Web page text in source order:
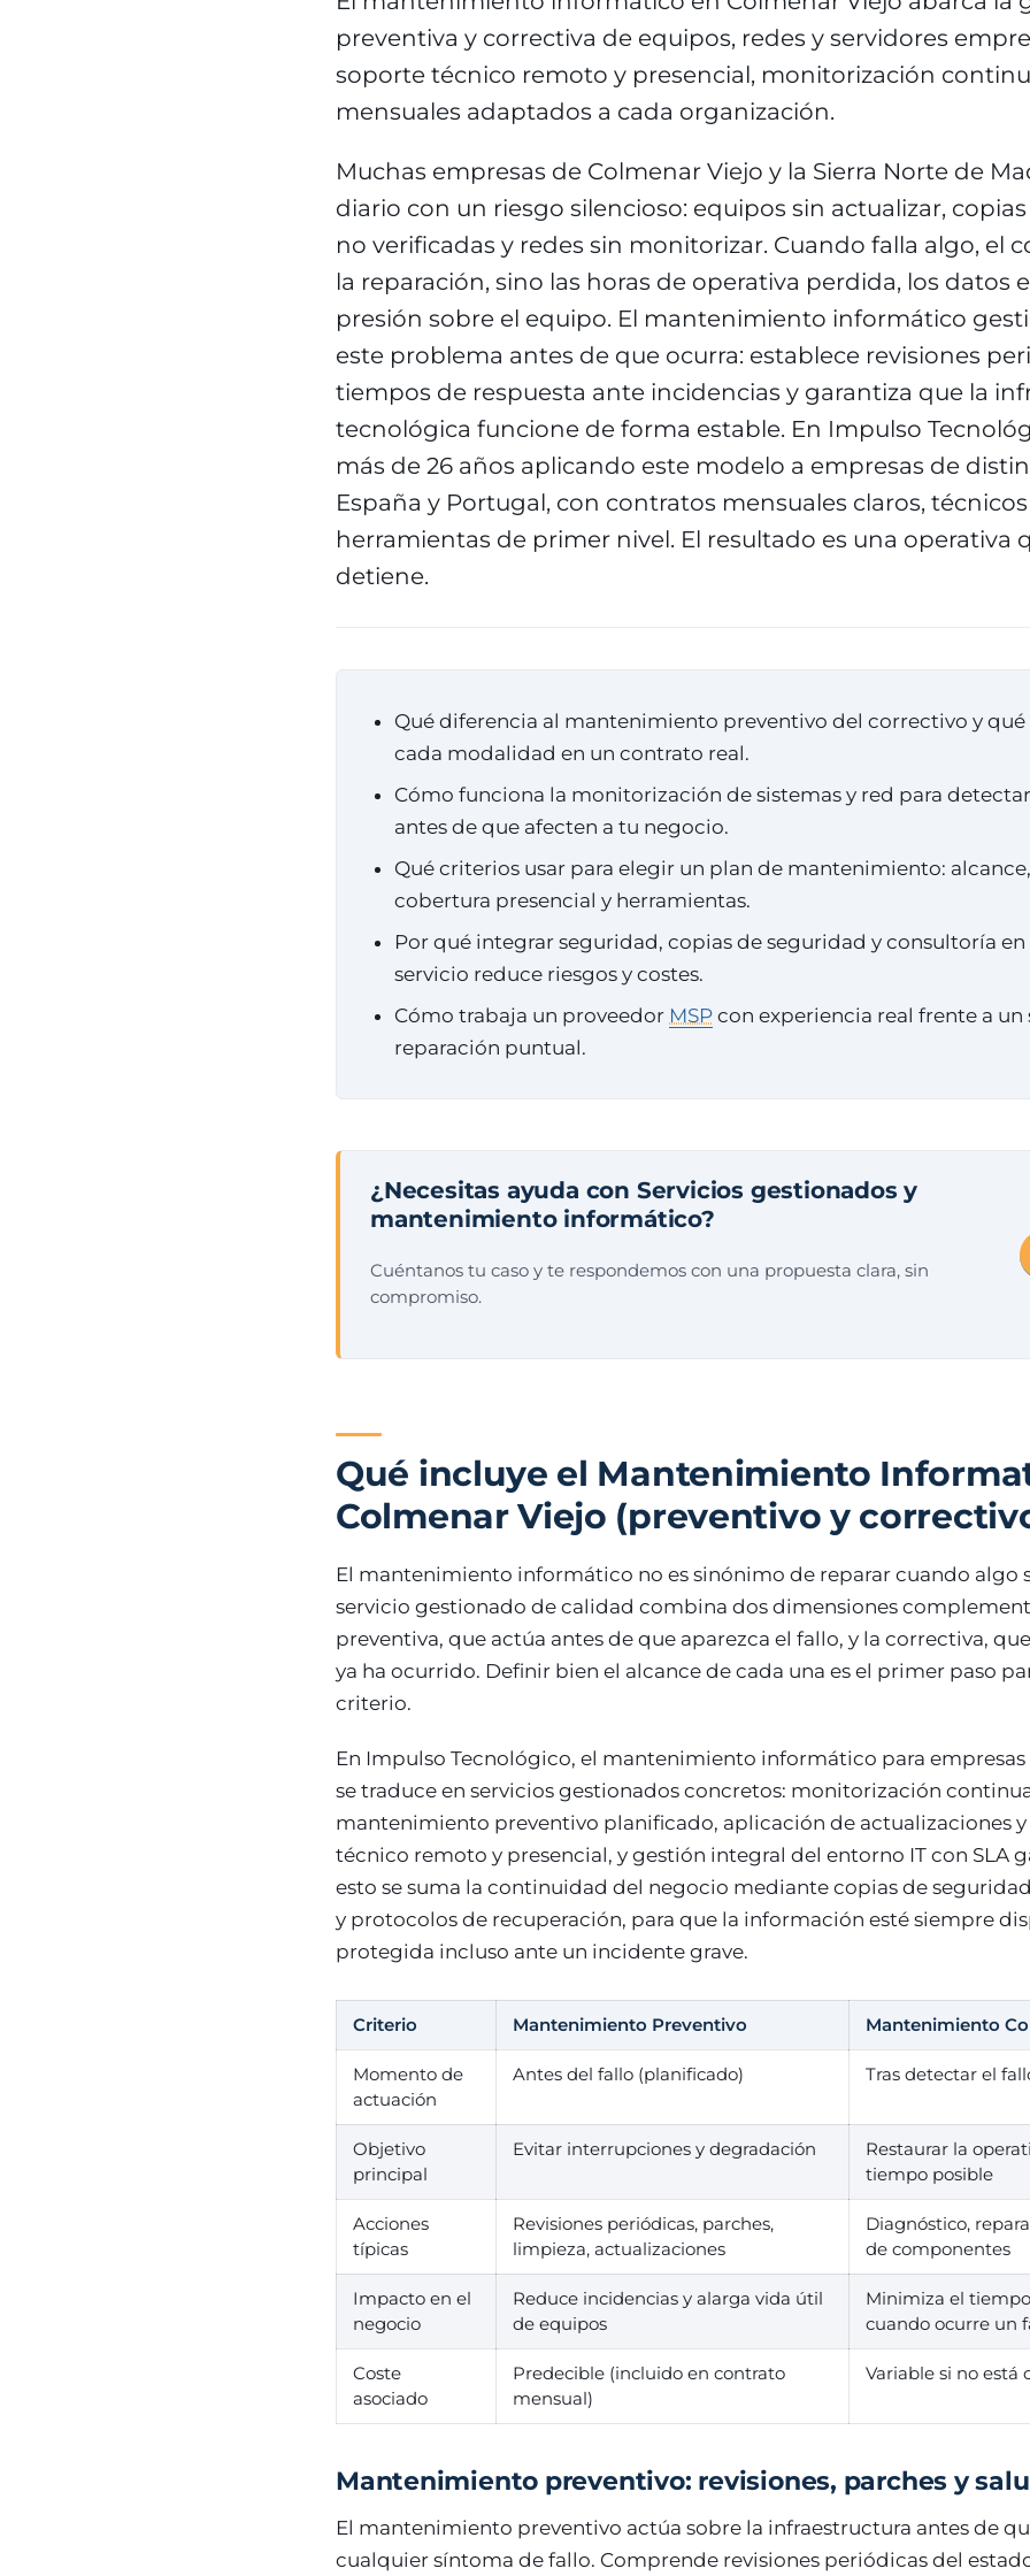
preventiva y correctiva de equipos, redes y servidores
soporte técnico remoto y presencial, monitorización
mensuales adaptados a cada organización.
Muchas empresas de Colmenar Viejo y la Sierra Norte de
diario con un riesgo silencioso: equipos sin actualizar,
no verificadas y redes sin monitorizar. Cuando falla algo, el
la reparación, sino las horas de operativa perdida, los datos
presión sobre el equipo. El mantenimiento informático
este problema antes de que ocurra: establece revisiones
tiempos de respuesta ante incidencias y garantiza que la
tecnológica funcione de forma estable. En Impulso
más de 26 años aplicando este modelo a empresas de
España y Portugal, con contratos mensuales claros,
herramientas de primer nivel. El resultado es una operativa
detiene.
Qué diferencia al mantenimiento preventivo del correctivo y
cada modalidad en un contrato real.
Cómo funciona la monitorización de sistemas y red para
antes de que afecten a tu negocio.
Qué criterios usar para elegir un plan de mantenimiento:
cobertura presencial y herramientas.
Por qué integrar seguridad, copias de seguridad y consultoría
servicio reduce riesgos y costes.
Cómo trabaja un proveedor MSP con experiencia real frente a un
reparación puntual.
¿Necesitas ayuda con Servicios gestionados y
mantenimiento informático?
Cuéntanos tu caso y te respondemos con una propuesta clara, sin
compromiso.
Qué incluye el Mantenimiento
Colmenar Viejo (preventivo y
El mantenimiento informático no es sinónimo de reparar cuando algo
servicio gestionado de calidad combina dos dimensiones
preventiva, que actúa antes de que aparezca el fallo, y la correctiva,
ya ha ocurrido. Definir bien el alcance de cada una es el primer paso
criterio.
En Impulso Tecnológico, el mantenimiento informático para empresas
se traduce en servicios gestionados concretos: monitorización
mantenimiento preventivo planificado, aplicación de actualizaciones
técnico remoto y presencial, y gestión integral del entorno IT con SLA
esto se suma la continuidad del negocio mediante copias de
y protocolos de recuperación, para que la información esté siempre
protegida incluso ante un incidente grave.
Criterio Mantenimiento Preventivo Mantenimiento
Momento de
actuación
Antes del fallo (planificado) Tras detectar el
Objetivo
principal
Evitar interrupciones y degradación
Restaurar la
tiempo posible
Acciones
típicas
Revisiones periódicas, parches,
limpieza, actualizaciones
Diagnóstico,
de componentes
Impacto en el
negocio
Reduce incidencias y alarga vida útil
de equipos
Minimiza el
cuando ocurre un
Coste
asociado
Predecible (incluido en contrato
mensual)
Variable si no está
Mantenimiento preventivo: revisiones, parches y
El mantenimiento preventivo actúa sobre la infraestructura antes de
cualquier síntoma de fallo. Comprende revisiones periódicas del